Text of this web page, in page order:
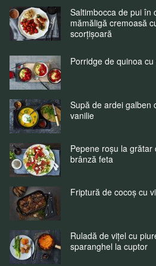
Saltimbocca de pui în
mămăligă cremoasă
scorțișoară
Porridge de quinoa
Supă de ardei galben
vanilie
Pepene roșu la
brânză feta
Friptură de cocoș cu
Ruladă de vițel cu
sparanghel la cuptor